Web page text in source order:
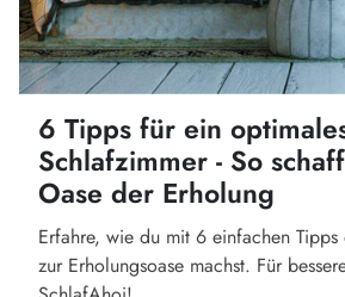
6 Tipps für ein
Schlafzimmer - So
Oase der Erholung
Erfahre, wie du mit 6 einfachen
zur Erholungsoase machst. Für